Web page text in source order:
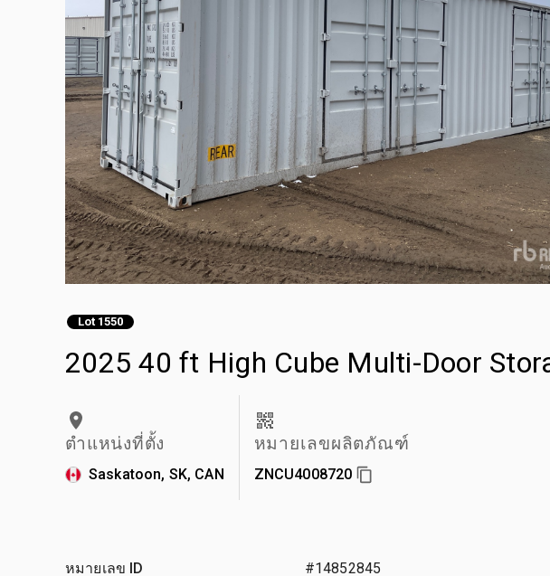
Lot 1550
2025 40 ft High Cube Multi-Door
ตำแหน่งที่ตั้ง
Saskatoon, SK, CAN
หมายเลขผลิตภัณฑ์
ZNCU4008720
หมายเลข ID #14852845